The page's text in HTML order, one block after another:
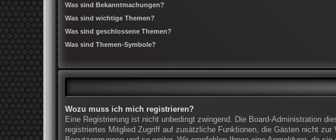
Was sind Bekanntmachungen?
Was sind wichtige Themen?
Was sind geschlossene Themen?
Was sind Themen-Symbole?
Wozu muss ich mich registrieren?
Eine Registrierung ist nicht unbedingt zwingend. Die Board-Administration
registriertes Mitglied Zugriff auf zusätzliche Funktionen, die Gästen nicht